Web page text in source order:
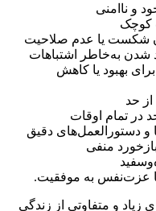
و ناامنی
کوچک
شکست یا عدم صلاحیت
به‌خاطر اشتباهات
بهبود یا کاهش
حد
در تمام اوقات
و دستورالعمل‌های دقیق
منفی
عزت‌نفس به موفقیت.
و متفاوتی از زندگی